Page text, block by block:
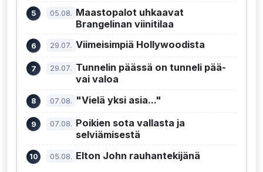
05.08. Maastopalot uhkaavat
Brangelinan viinitilaa
29.07. Viimeisimpiä Hollywoodista
29.07. Tunnelin päässä on tunneli pää-
vai valoa
07.08. "Vielä yksi asia..."
07.08. Poikien sota vallasta ja
selviämisestä
05.08. Elton John rauhantekijänä